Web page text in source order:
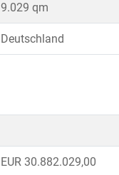
9.029 qm
Deutschland
EUR 30.882.029,00